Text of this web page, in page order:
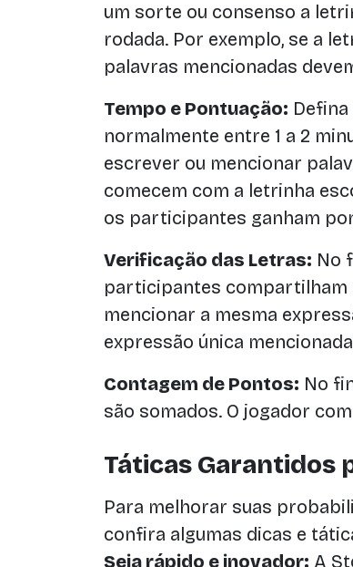
um sorte ou consenso a
rodada. Por exemplo, se a
palavras mencionadas
Tempo e Pontuação:
normalmente entre 1 a 2
escrever ou mencionar
comecem com a letrinha
os participantes ganham
Verificação das Letras: No
participantes compartilham
mencionar a mesma
expressão única
Contagem de Pontos: No
são somados. O jogador
Táticas Garantidos
Para melhorar suas
confira algumas dicas e
Seja rápido e inovador: A